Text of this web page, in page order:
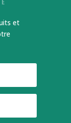
et